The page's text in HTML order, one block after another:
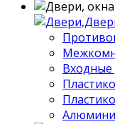
Входные